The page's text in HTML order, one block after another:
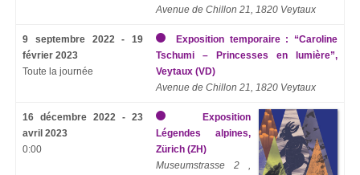
Avenue de Chillon 21, 1820 Veytaux
9 septembre 2022 - 19
février 2023
Toute la journée
Exposition temporaire : “Caroline
Tschumi – Princesses en lumière”,
Veytaux (VD)
Avenue de Chillon 21, 1820 Veytaux
16 décembre 2022 - 23
avril 2023
0:00
Exposition
Légendes alpines,
Zürich (ZH)
Museumstrasse 2 ,